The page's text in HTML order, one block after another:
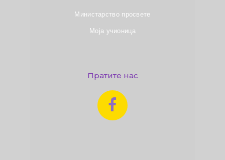
Министарство просвете
Моја учионица
Пратите нас